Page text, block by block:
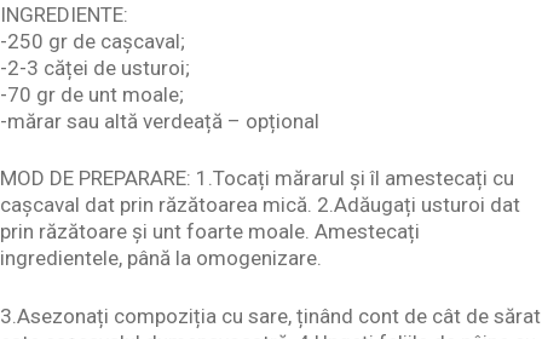
INGREDIENTE:
-250 gr de cașcaval;
-2-3 căței de usturoi;
-70 gr de unt moale;
-mărar sau altă verdeață – opțional
MOD DE PREPARARE: 1.Tocați mărarul și îl amestecați cu
cașcaval dat prin răzătoarea mică. 2.Adăugați usturoi dat
prin răzătoare și unt foarte moale. Amestecați
ingredientele, până la omogenizare.
3.Asezonați compoziția cu sare, ținând cont de cât de sărat